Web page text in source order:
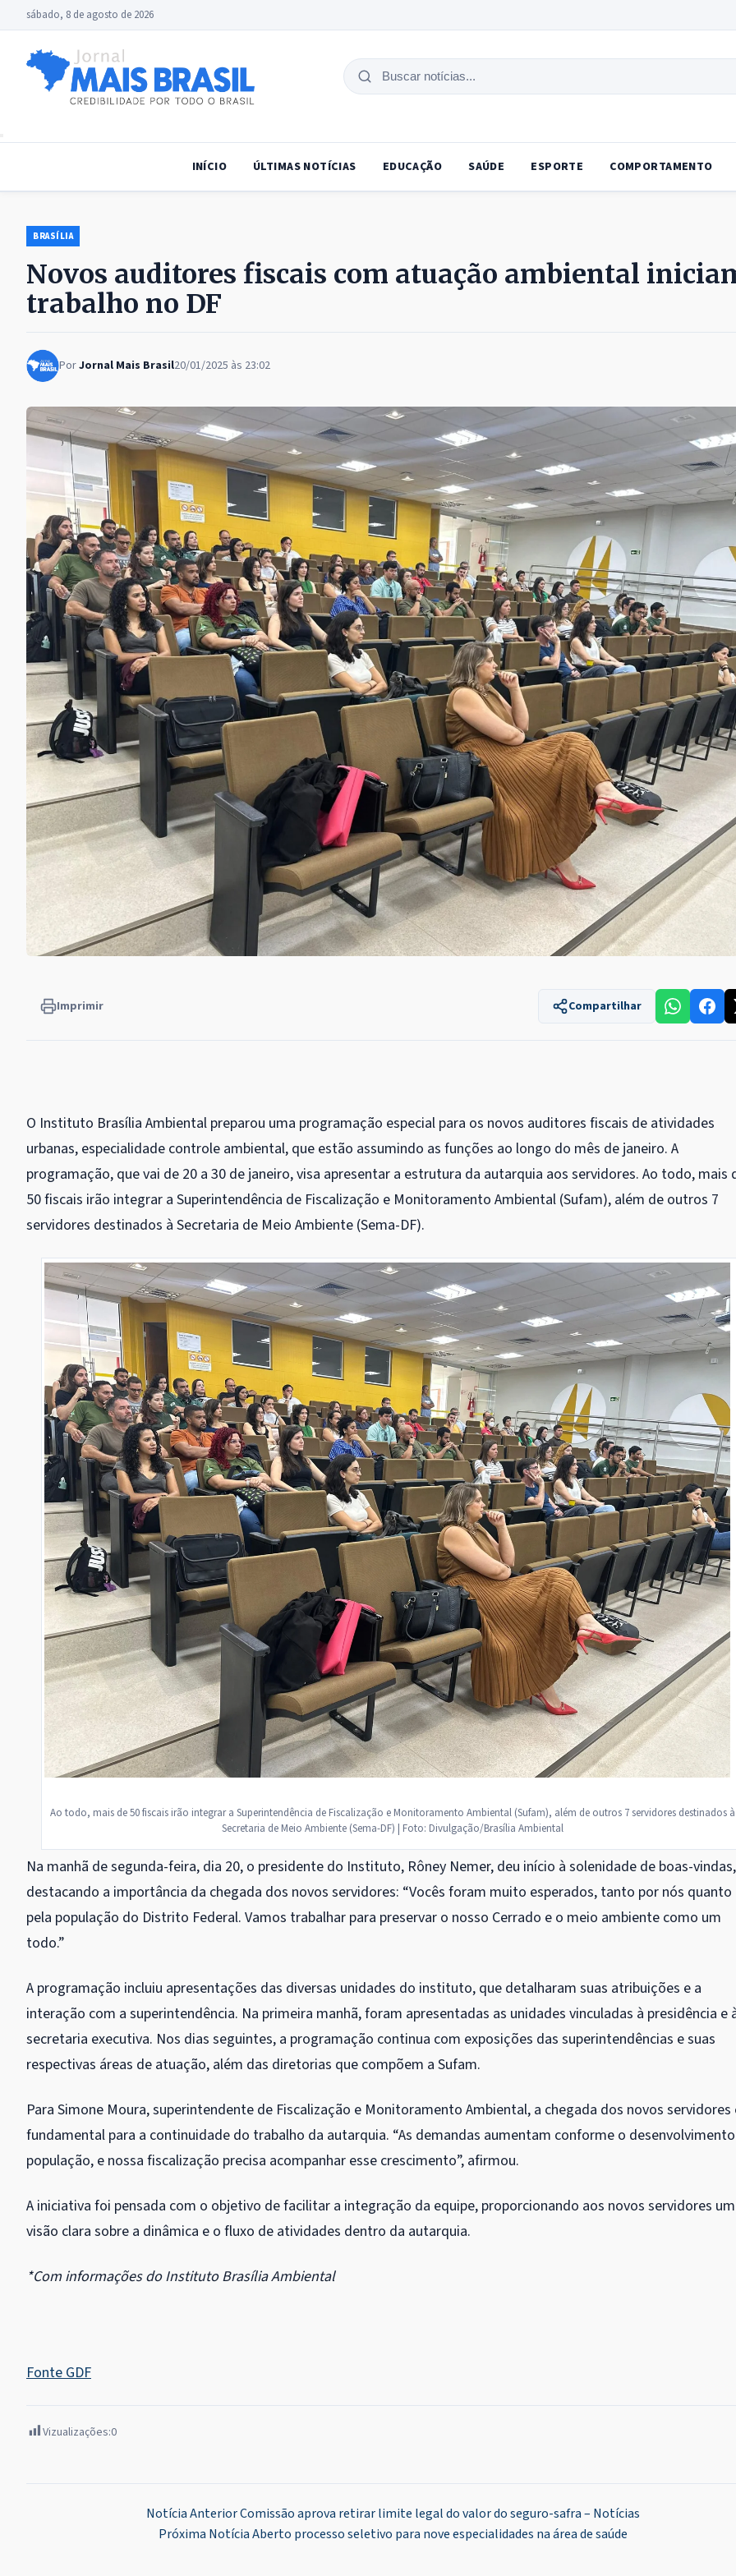
sábado, 8 de agosto de 2026
Buscar
INÍCIO ÚLTIMAS NOTÍCIAS EDUCAÇÃO SAÚDE ESPORTE COMPORTAMENTO
BRASÍLIA
Novos auditores fiscais com atuação ambiental
trabalho no DF
PorJornal Mais Brasil20/01/2025 às 23:02
Imprimir Compartilhar
O Instituto Brasília Ambiental preparou uma programação especial para os novos auditores fiscais de atividades
urbanas, especialidade controle ambiental, que estão assumindo as funções ao longo do mês de janeiro. A
programação, que vai de 20 a 30 de janeiro, visa apresentar a estrutura da autarquia aos servidores. Ao todo, mais
50 fiscais irão integrar a Superintendência de Fiscalização e Monitoramento Ambiental (Sufam), além de outros 7
servidores destinados à Secretaria de Meio Ambiente (Sema-DF).
Ao todo, mais de 50 fiscais irão integrar a Superintendência de Fiscalização e Monitoramento Ambiental (Sufam), além de outros 7 servidores destinados à
Secretaria de Meio Ambiente (Sema-DF) | Foto: Divulgação/Brasília Ambiental
Na manhã de segunda-feira, dia 20, o presidente do Instituto, Rôney Nemer, deu início à solenidade de boas-vindas,
destacando a importância da chegada dos novos servidores: “Vocês foram muito esperados, tanto por nós quanto
pela população do Distrito Federal. Vamos trabalhar para preservar o nosso Cerrado e o meio ambiente como um
todo.”
A programação incluiu apresentações das diversas unidades do instituto, que detalharam suas atribuições e a
interação com a superintendência. Na primeira manhã, foram apresentadas as unidades vinculadas à presidência e
secretaria executiva. Nos dias seguintes, a programação continua com exposições das superintendências e suas
respectivas áreas de atuação, além das diretorias que compõem a Sufam.
Para Simone Moura, superintendente de Fiscalização e Monitoramento Ambiental, a chegada dos novos servidores
fundamental para a continuidade do trabalho da autarquia. “As demandas aumentam conforme o
população, e nossa fiscalização precisa acompanhar esse crescimento”, afirmou.
A iniciativa foi pensada com o objetivo de facilitar a integração da equipe, proporcionando aos novos servidores
visão clara sobre a dinâmica e o fluxo de atividades dentro da autarquia.
*Com informações do Instituto Brasília Ambiental
Fonte GDF
Vizualizações:0
Notícia AnteriorComissão aprova retirar limite legal do valor do seguro-safra – Notícias
Próxima NotíciaAberto processo seletivo para nove especialidades na área de saúde